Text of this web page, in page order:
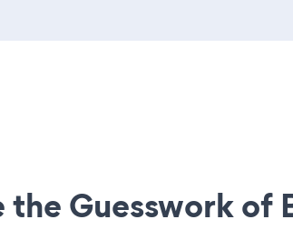
the Guesswork of